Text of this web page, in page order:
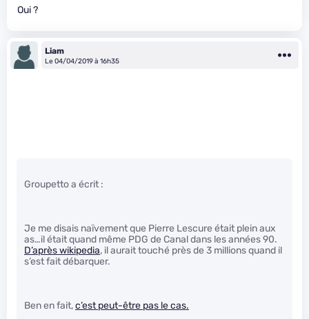
Oui ?
Liam
Le 04/04/2019 à 16h35
Groupetto a écrit :
Je me disais naïvement que Pierre Lescure était plein aux
as…il était quand même PDG de Canal dans les années 90.
D’après wikipedia, il aurait touché près de 3 millions quand il
s’est fait débarquer.
Ben en fait,c’est peut-être pas le cas.